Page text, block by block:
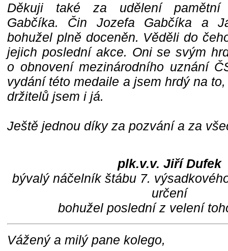
Děkuji také za udělení pamětní
Gabčíka. Čin Jozefa Gabčíka a
bohužel plně doceněn. Věděli do
jejich poslední akce. Oni se svým
o obnovení mezinárodního uznání
vydání této medaile a jsem hrdý na
držitelů jsem i já.
Ještě jednou díky za pozvání a za
plk.v.v. Jiří Dufek
bývalý náčelník štábu 7.
určení
bohužel poslední z velení
Vážený a milý pane kolego,